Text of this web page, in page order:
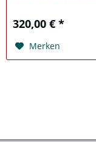
320,00 € *
Merken